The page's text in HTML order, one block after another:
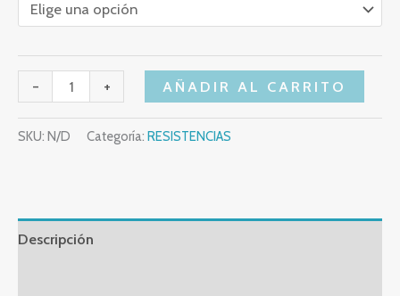
- + AÑADIR AL CARRITO
SKU: N/D Categoría: RESISTENCIAS
Descripción